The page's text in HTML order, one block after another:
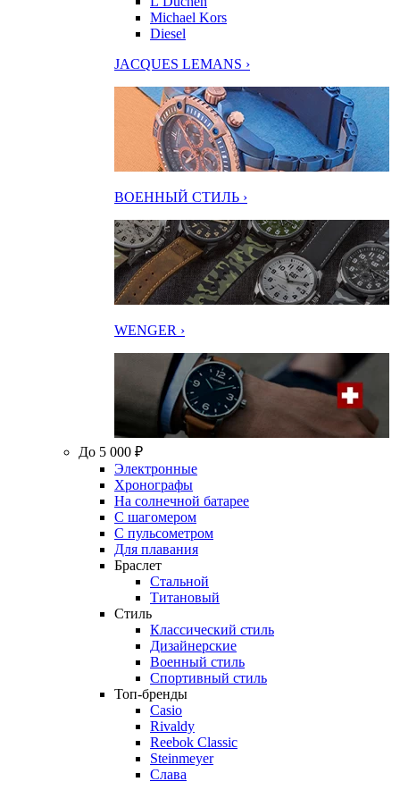
Michael Kors
Diesel
JACQUES LEMANS ›
ВОЕННЫЙ СТИЛЬ ›
WENGER ›
До 5 000 ₽
Электронные
Хронографы
На солнечной батарее
С шагомером
С пульсометром
Для плавания
Браслет
Стальной
Титановый
Стиль
Классический стиль
Дизайнерские
Военный стиль
Спортивный стиль
Топ-бренды
Casio
Rivaldy
Reebok Classic
Steinmeyer
Слава